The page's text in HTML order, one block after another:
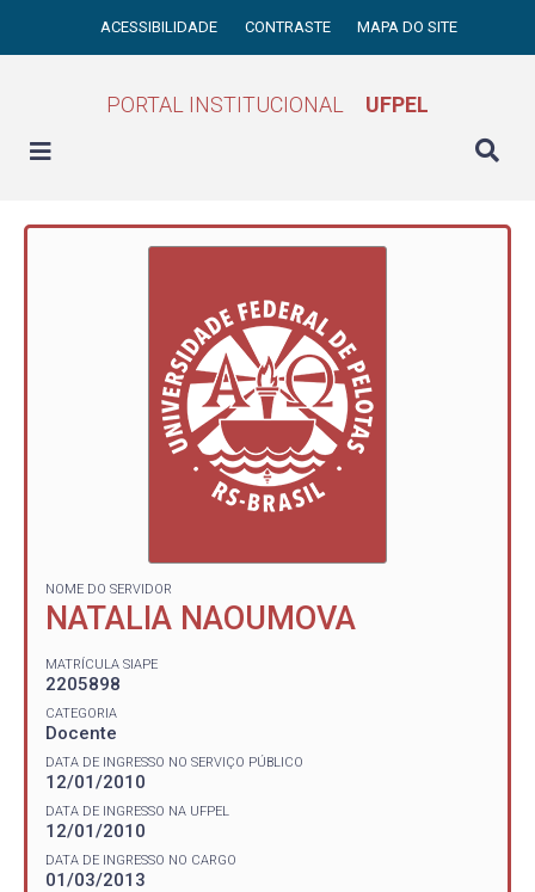
ACESSIBILIDADE CONTRASTE MAPA DO SITE
PORTAL INSTITUCIONAL UFPEL
NOME DO SERVIDOR
NATALIA NAOUMOVA
MATRÍCULA SIAPE
2205898
CATEGORIA
Docente
DATA DE INGRESSO NO SERVIÇO PÚBLICO
12/01/2010
DATA DE INGRESSO NA UFPEL
12/01/2010
DATA DE INGRESSO NO CARGO
01/03/2013